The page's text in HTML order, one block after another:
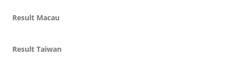
Result Macau
Result Taiwan